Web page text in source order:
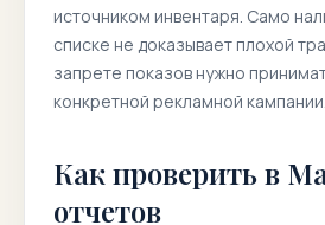
источником инвентаря. Само
списке не доказывает плохой
запрете показов нужно
конкретной рекламной кампании.
Как проверить в
отчетов